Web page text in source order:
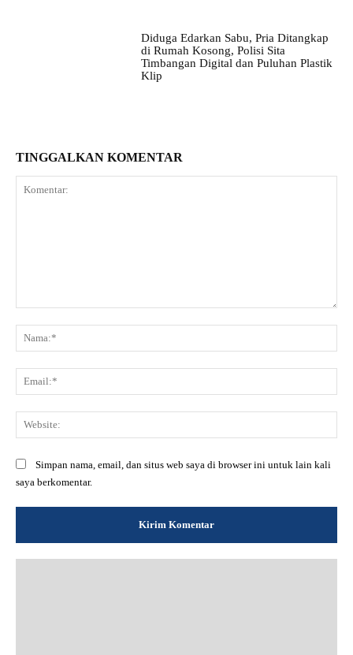
Diduga Edarkan Sabu, Pria Ditangkap
di Rumah Kosong, Polisi Sita
Timbangan Digital dan Puluhan Plastik
Klip
TINGGALKAN KOMENTAR
Simpan nama, email, dan situs web saya di browser ini untuk lain kali
saya berkomentar.